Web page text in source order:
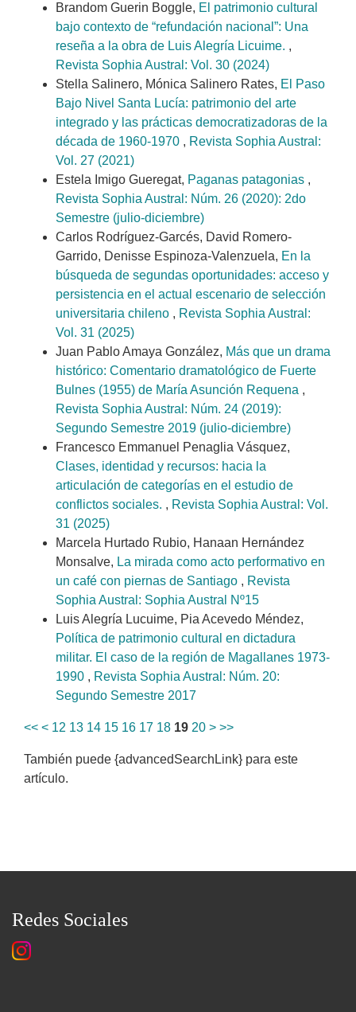
Brandom Guerin Boggle, El patrimonio cultural
bajo contexto de “refundación nacional”: Una
reseña a la obra de Luis Alegría Licuime. ,
Revista Sophia Austral: Vol. 30 (2024)
Stella Salinero, Mónica Salinero Rates, El Paso
Bajo Nivel Santa Lucía: patrimonio del arte
integrado y las prácticas democratizadoras de la
década de 1960-1970 , Revista Sophia Austral:
Vol. 27 (2021)
Estela Imigo Gueregat, Paganas patagonias ,
Revista Sophia Austral: Núm. 26 (2020): 2do
Semestre (julio-diciembre)
Carlos Rodríguez-Garcés, David Romero-
Garrido, Denisse Espinoza-Valenzuela, En la
búsqueda de segundas oportunidades: acceso y
persistencia en el actual escenario de selección
universitaria chileno , Revista Sophia Austral:
Vol. 31 (2025)
Juan Pablo Amaya González, Más que un drama
histórico: Comentario dramatológico de Fuerte
Bulnes (1955) de María Asunción Requena ,
Revista Sophia Austral: Núm. 24 (2019):
Segundo Semestre 2019 (julio-diciembre)
Francesco Emmanuel Penaglia Vásquez,
Clases, identidad y recursos: hacia la
articulación de categorías en el estudio de
conflictos sociales. , Revista Sophia Austral: Vol.
31 (2025)
Marcela Hurtado Rubio, Hanaan Hernández
Monsalve, La mirada como acto performativo en
un café con piernas de Santiago , Revista
Sophia Austral: Sophia Austral Nº15
Luis Alegría Lucuime, Pia Acevedo Méndez,
Política de patrimonio cultural en dictadura
militar. El caso de la región de Magallanes 1973-
1990 , Revista Sophia Austral: Núm. 20:
Segundo Semestre 2017
<< < 12 13 14 15 16 17 18 19 20 > >>
También puede {advancedSearchLink} para este
artículo.
Redes Sociales